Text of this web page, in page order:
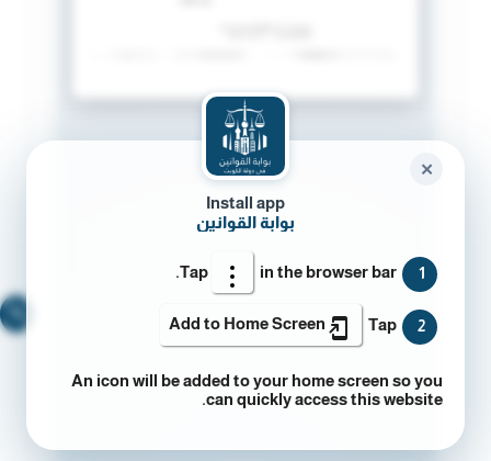
Install app
بوابة القوانين
1
Tap in the browser bar.
2
Tap
Add to Home Screen
An icon will be added to your home screen so you
can quickly access this website.
✕